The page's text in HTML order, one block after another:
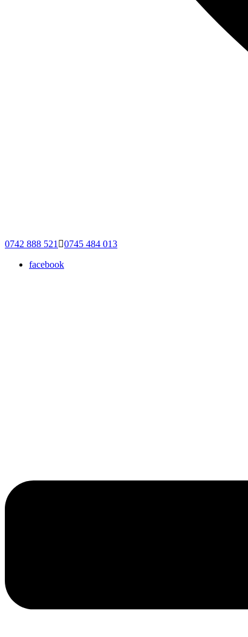
0742 888 521
0745 484 013
facebook